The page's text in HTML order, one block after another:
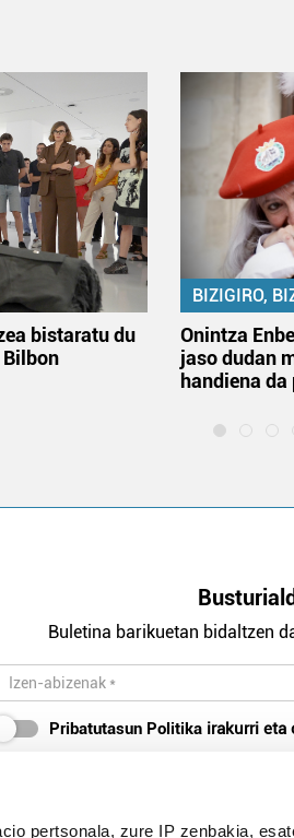
pertsonala, zure IP zenbakia,
bistaratu du
Bilbon
BIZIGIRO,
Onintza
jaso dudan
handiena
Buletina barikuetan bidaltzen
Pribatutasun Politika irakurri eta